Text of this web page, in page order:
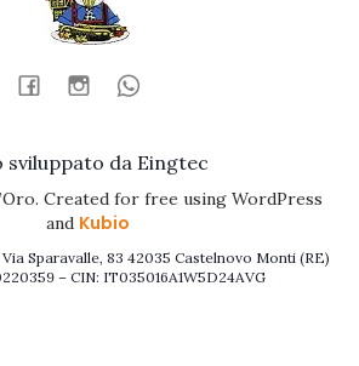
sviluppato da Eingtec
Created for free using WordPress
and Kubio
Sparavalle, 83 42035 Castelnovo Monti (RE)
– CIN: IT035016A1W5D24AVG